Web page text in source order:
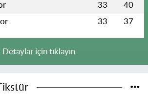
33 40
33 37
Detaylar için tıklayın